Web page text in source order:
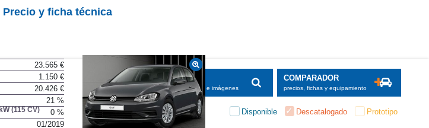
Precio y ficha técnica
23.565 €
1.150 €
20.426 €
21 %
0 %